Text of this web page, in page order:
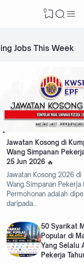
0
Jobs This Week
Jawatan Kosong di
Wang Simpanan
25 Jun 2026
Jawatan Kosong 2026 di
Wang Simpanan Pekerja
Permohonan adalah
daripada…
50 Syarikat
Popular di
Yang Selalu
Pekerja